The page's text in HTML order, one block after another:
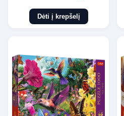
Dėti į krepšelį